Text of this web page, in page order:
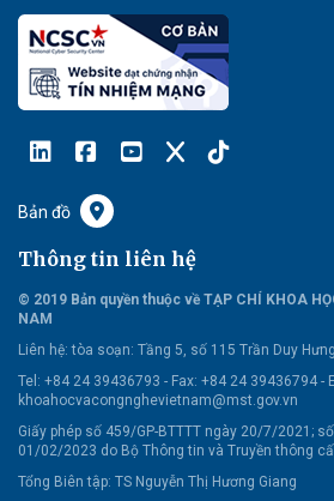
Bản đồ
Thông tin liên hệ
© 2019 Bản quyền thuộc về TẠP CHÍ KHOA
NAM
Liên hệ: tòa soạn: Tầng 5, số 115 Trần Duy
Tel: +84 24 39436793 - Fax: +84 24 39436794 -
khoahocvacongnghevietnam@mst.gov.vn
Giấy phép số 459/GP-BTTTT ngày 20/7/2021;
01/02/2023 do Bộ Thông tin và Truyền thông
Tổng Biên tập: TS Nguyễn Thị Hương Giang